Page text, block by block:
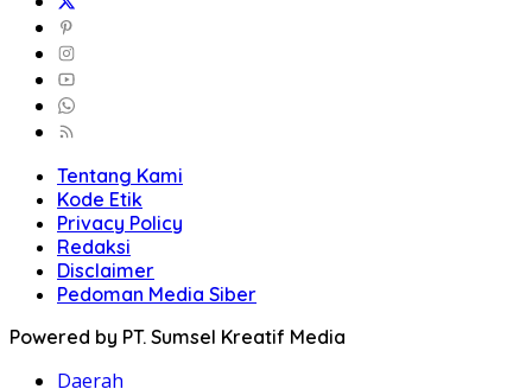
Tentang Kami
Kode Etik
Privacy Policy
Redaksi
Disclaimer
Pedoman Media Siber
Powered by PT. Sumsel Kreatif Media
Daerah